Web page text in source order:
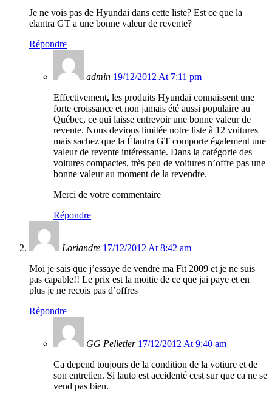
Je ne vois pas de Hyundai dans cette liste? Est ce que la
elantra GT a une bonne valeur de revente?
Répondre
admin 19/12/2012 At 7:11 pm
Effectivement, les produits Hyundai connaissent une
forte croissance et non jamais été aussi populaire au
Québec, ce qui laisse entrevoir une bonne valeur de
revente. Nous devions limitée notre liste à 12 voitures
mais sachez que la Élantra GT comporte également une
valeur de revente intéressante. Dans la catégorie des
voitures compactes, très peu de voitures n’offre pas une
bonne valeur au moment de la revendre.
Merci de votre commentaire
Répondre
Loriandre 17/12/2012 At 8:42 am
Moi je sais que j’essaye de vendre ma Fit 2009 et je ne suis
pas capable!! Le prix est la moitie de ce que jai paye et en
plus je ne recois pas d’offres
Répondre
GG Pelletier 17/12/2012 At 9:40 am
Ca depend toujours de la condition de la votiure et de
son entretien. Si lauto est accidenté cest sur que ca ne se
vend pas bien.